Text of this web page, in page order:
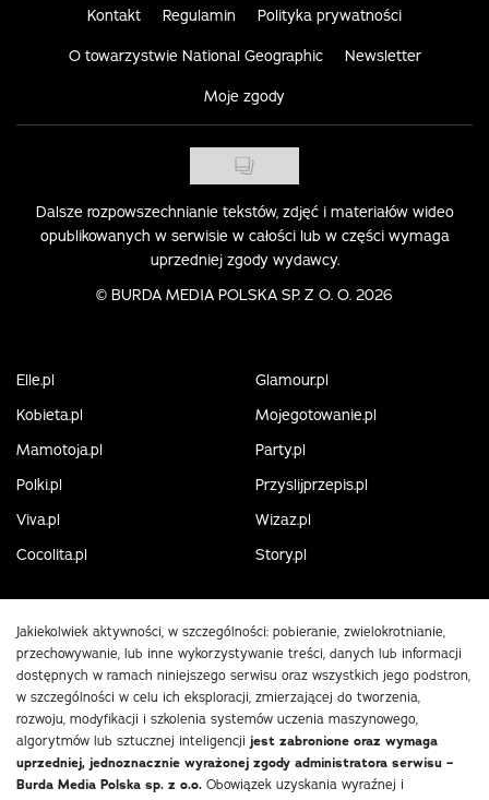
Kontakt Regulamin Polityka prywatności
O towarzystwie National Geographic Newsletter
Moje zgody
Dalsze rozpowszechnianie tekstów, zdjęć i materiałów wideo
opublikowanych w serwisie w całości lub w części wymaga
uprzedniej zgody wydawcy.
© BURDA MEDIA POLSKA SP. Z O. O. 2026
Elle.pl
Glamour.pl
Kobieta.pl
Mojegotowanie.pl
Mamotoja.pl
Party.pl
Polki.pl
Przyslijprzepis.pl
Viva.pl
Wizaz.pl
Cocolita.pl
Story.pl
Jakiekolwiek aktywności, w szczególności: pobieranie, zwielokrotnianie,
przechowywanie, lub inne wykorzystywanie treści, danych lub informacji
dostępnych w ramach niniejszego serwisu oraz wszystkich jego podstron,
w szczególności w celu ich eksploracji, zmierzającej do tworzenia,
rozwoju, modyfikacji i szkolenia systemów uczenia maszynowego,
algorytmów lub sztucznej inteligencji jest zabronione oraz wymaga
uprzedniej, jednoznacznie wyrażonej zgody administratora serwisu –
Burda Media Polska sp. z o.o. Obowiązek uzyskania wyraźnej i